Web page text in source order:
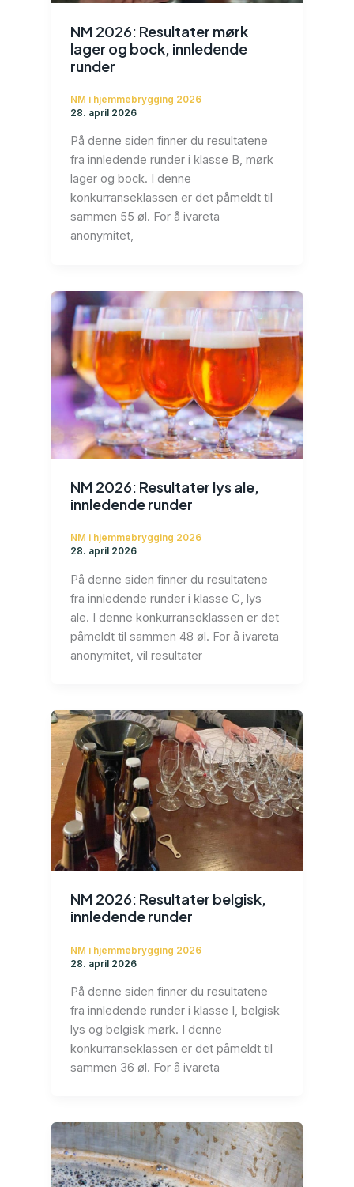
NM 2026: Resultater mørk
lager og bock, innledende
runder
NM i hjemmebrygging 2026
28. april 2026
På denne siden finner du resultatene
fra innledende runder i klasse B, mørk
lager og bock. I denne
konkurranseklassen er det påmeldt til
sammen 55 øl. For å ivareta
anonymitet,
NM 2026: Resultater lys ale,
innledende runder
NM i hjemmebrygging 2026
28. april 2026
På denne siden finner du resultatene
fra innledende runder i klasse C, lys
ale. I denne konkurranseklassen er det
påmeldt til sammen 48 øl. For å ivareta
anonymitet, vil resultater
NM 2026: Resultater belgisk,
innledende runder
NM i hjemmebrygging 2026
28. april 2026
På denne siden finner du resultatene
fra innledende runder i klasse I, belgisk
lys og belgisk mørk. I denne
konkurranseklassen er det påmeldt til
sammen 36 øl. For å ivareta